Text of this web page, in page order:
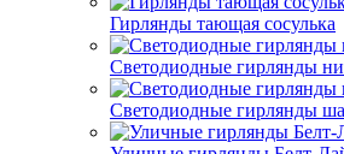
Гирлянды тающая сосулька
Светодиодные гирлянды
Светодиодные гирлянды